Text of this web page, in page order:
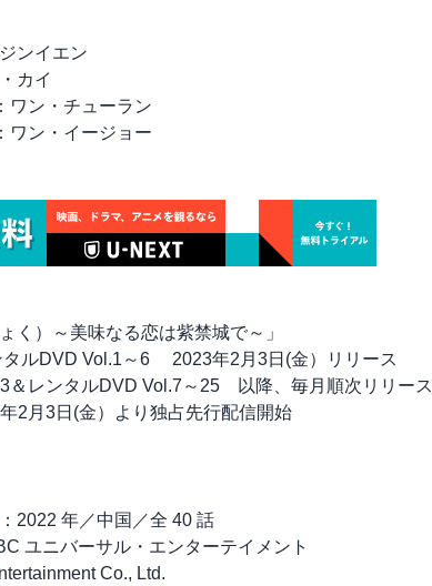
ンイエン
カイ
ワン・チューラン
ワン・イージョー
く）～美味なる恋は紫禁城で～」
タルDVD Vol.1～6 2023年2月3日(金）リリース
＆レンタルDVD Vol.7～25 以降、毎月順次リリース
2月3日(金）より独占先行配信開始
2022 年／中国／全 40 話
ユニバーサル・エンターテイメント
Co., Ltd.